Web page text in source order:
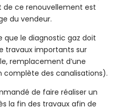
ce renouvellement est
du vendeur.
que le diagnostic gaz doit
travaux importants sur
remplacement d’une
complète des canalisations).
de faire réaliser un
la fin des travaux afin de